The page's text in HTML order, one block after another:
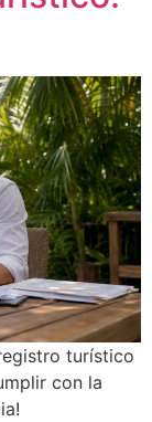
turístico
con la